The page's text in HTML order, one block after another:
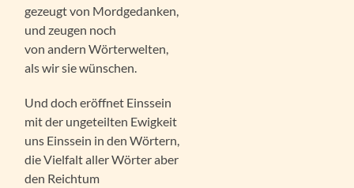
gezeugt von Mordgedanken,
und zeugen noch
von andern Wörterwelten,
als wir sie wünschen.
Und doch eröffnet Einssein
mit der ungeteilten Ewigkeit
uns Einssein in den Wörtern,
die Vielfalt aller Wörter aber
den Reichtum